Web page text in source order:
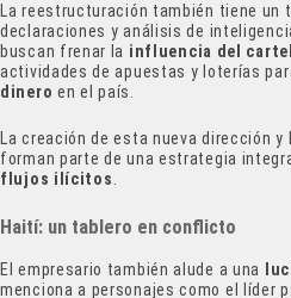
La reestructuración también tiene un
declaraciones y análisis de
buscan frenar la influencia del
actividades de apuestas y loterías
dinero en el país.
La creación de esta nueva dirección
forman parte de una estrategia
flujos ilícitos.
Haití: un tablero en conflicto
El empresario también alude a una
menciona a personajes como el líder